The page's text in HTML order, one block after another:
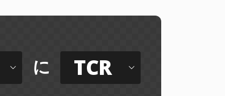
に TCR